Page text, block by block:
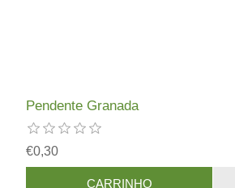
Pendente Granada
€0,30